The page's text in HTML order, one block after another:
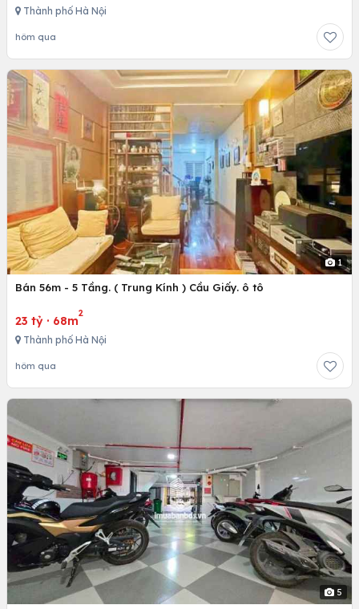
Thành phố Hà Nội
hôm qua
1
Bán 56m - 5 Tầng. ( Trung Kính ) Cầu Giấy. ô tô
23 tỷ · 68m
2
Thành phố Hà Nội
hôm qua
5